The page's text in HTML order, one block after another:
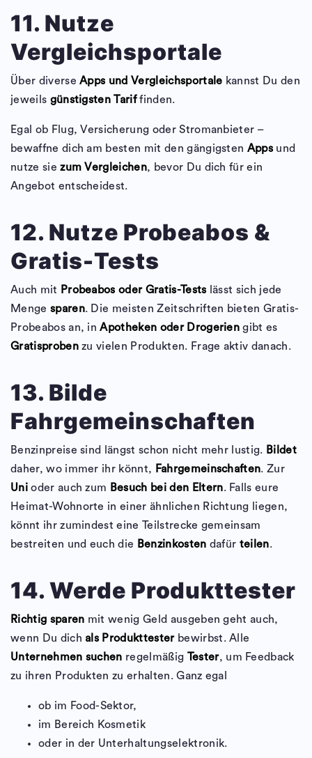
11. Nutze
Vergleichsportale
Über diverseApps und Vergleichsportale kannst Du den
jeweils günstigsten Tariffinden.
Egal ob Flug, Versicherung oder Stromanbieter –
bewaffne dich am besten mit den gängigsten Appsund
nutze siezum Vergleichen, bevor Du dich für ein
Angebot entscheidest.
12. Nutze Probeabos &
Gratis-Tests
Auch mit Probeabos oder Gratis-Testslässt sich jede
Menge sparen. Die meisten Zeitschriften bieten Gratis-
Probeabos an, inApotheken oder Drogerien gibt es
Gratisprobenzu vielen Produkten. Frage aktiv danach.
13. Bilde
Fahrgemeinschaften
Benzinpreise sind längst schon nicht mehr lustig. Bildet
daher, wo immer ihr könnt, Fahrgemeinschaften. Zur
Unioder auch zum Besuch bei den Eltern. Falls eure
Heimat-Wohnorte in einer ähnlichen Richtung liegen,
könnt ihr zumindest eine Teilstrecke gemeinsam
bestreiten und euch die Benzinkosten dafür teilen.
14. Werde Produkttester
Richtig sparen mit wenig Geld ausgeben geht auch,
wenn Du dich als Produkttesterbewirbst. Alle
Unternehmen suchen regelmäßig Tester, um Feedback
zu ihren Produkten zu erhalten. Ganz egal
ob im Food-Sektor,
im Bereich Kosmetik
oder in der Unterhaltungselektronik.